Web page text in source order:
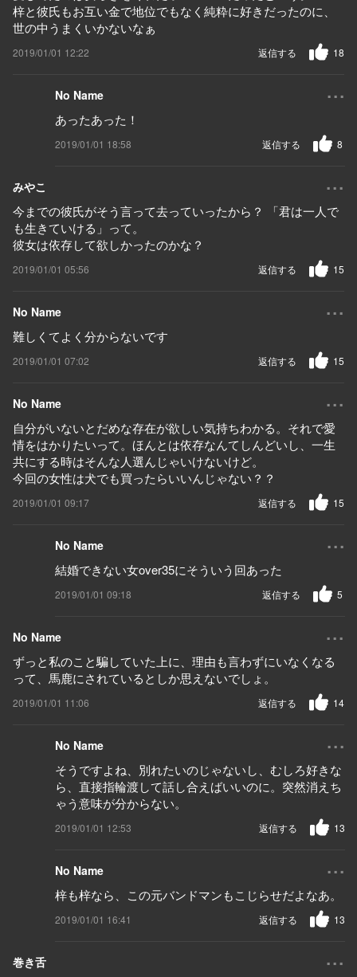
梓と彼氏もお互い金で地位でもなく純粋に好きだったのに、
世の中うまくいかないなぁ
2019/01/01 12:22 18
返信する
No Name ...
あったあった！
2019/01/01 18:58 8
返信する
みやこ ...
今までの彼氏がそう言って去っていったから？ 「君は一人で
も生きていける」って。
彼女は依存して欲しかったのかな？
2019/01/01 05:56 15
返信する
No Name ...
難しくてよく分からないです
2019/01/01 07:02 15
返信する
No Name ...
自分がいないとだめな存在が欲しい気持ちわかる。それで愛
情をはかりたいって。ほんとは依存なんてしんどいし、一生
共にする時はそんな人選んじゃいけないけど。
今回の女性は犬でも買ったらいいんじゃない？？
2019/01/01 09:17 15
返信する
No Name ...
結婚できない女over35にそういう回あった
2019/01/01 09:18 5
返信する
No Name ...
ずっと私のこと騙していた上に、理由も言わずにいなくなる
って、馬鹿にされているとしか思えないでしょ。
2019/01/01 11:06 14
返信する
No Name ...
そうですよね、別れたいのじゃないし、むしろ好きな
ら、直接指輪渡して話し合えばいいのに。突然消えち
ゃう意味が分からない。
2019/01/01 12:53 13
返信する
No Name ...
梓も梓なら、この元バンドマンもこじらせだよなあ。
2019/01/01 16:41 13
返信する
巻き舌 ...